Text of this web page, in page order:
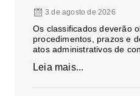
3 de agosto de 2026
Os classificados deverão
procedimentos, prazos e
atos administrativos de
Leia mais...